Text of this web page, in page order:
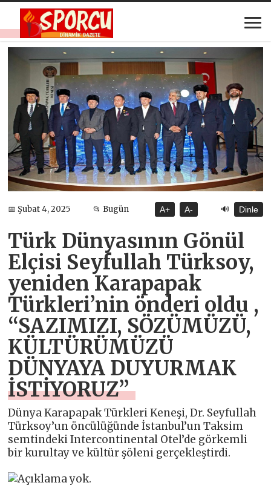
📅 Şubat 4, 2025 📂 Bugün A+ A- 🔊 Dinle
Türk Dünyasının Gönül
Elçisi Seyfullah Türksoy,
yeniden Karapapak
Türkleri’nin önderi oldu ,
“SAZIMIZI, SÖZÜMÜZÜ,
KÜLTÜRÜMÜZÜ
DÜNYAYA DUYURMAK
İSTİYORUZ”
Dünya Karapapak Türkleri Keneşi, Dr. Seyfullah
Türksoy’un öncülüğünde İstanbul’un Taksim
semtindeki Intercontinental Otel’de görkemli
bir kurultay ve kültür şöleni gerçekleştirdi.